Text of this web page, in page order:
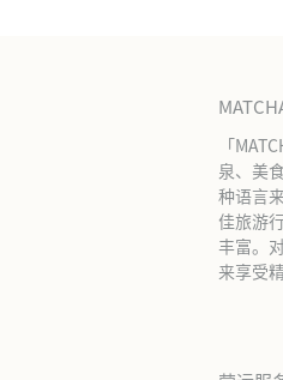
「
泉、美
种语言
佳旅游
丰富。
来享受